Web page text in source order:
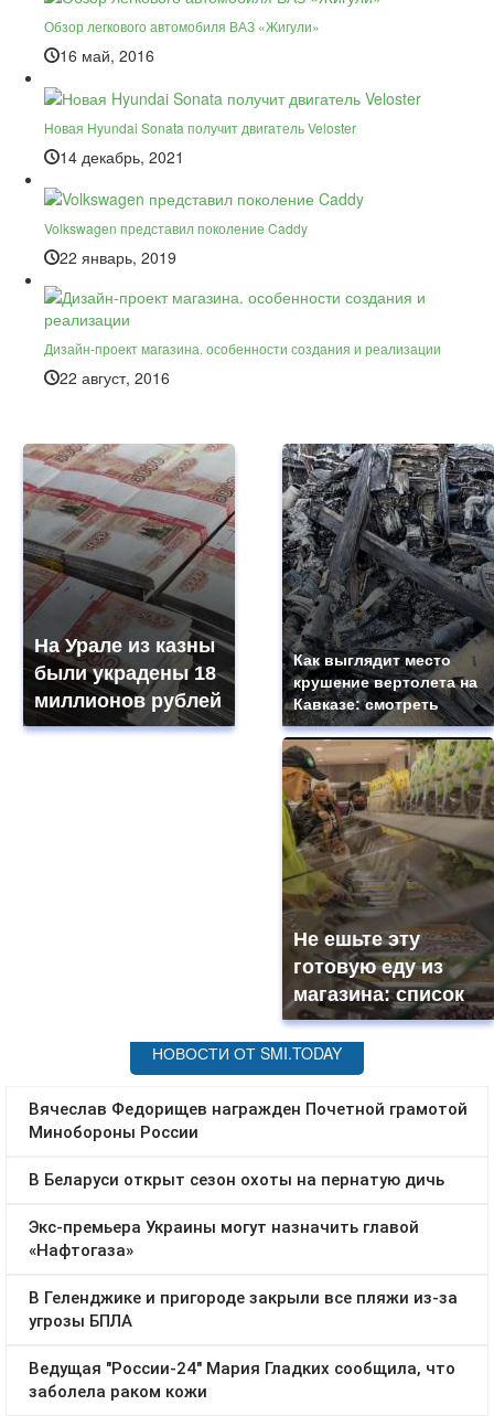
Обзор легкового автомобиля ВАЗ «Жигули»
16 май, 2016
Новая Hyundai Sonata получит двигатель Veloster
14 декабрь, 2021
Volkswagen представил поколение Caddy
22 январь, 2019
Дизайн-проект магазина. особенности создания и реализации
22 август, 2016
На Урале из казны
были украдены 18
миллионов рублей
Как выглядит место
крушение вертолета на
Кавказе: смотреть
Не ешьте эту
готовую еду из
магазина: список